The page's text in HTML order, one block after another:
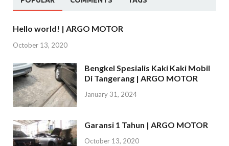
Hello world! | ARGO MOTOR
October 13, 2020
Bengkel Spesialis Kaki Kaki Mobil
Di Tangerang | ARGO MOTOR
January 31, 2024
Garansi 1 Tahun | ARGO MOTOR
October 13, 2020